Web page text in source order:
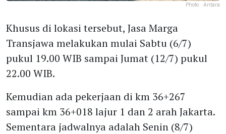
Photo : Antara
Khusus di lokasi tersebut, Jasa Marga
Transjawa melakukan mulai Sabtu (6/7)
pukul 19.00 WIB sampai Jumat (12/7) pukul
22.00 WIB.
Kemudian ada pekerjaan di km 36+267
sampai km 36+018 lajur 1 dan 2 arah Jakarta.
Sementara jadwalnya adalah Senin (8/7)